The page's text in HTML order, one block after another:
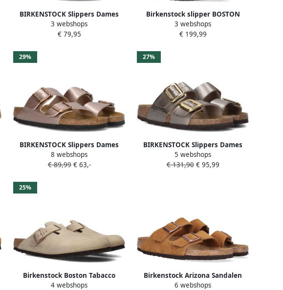
BIRKENSTOCK Slippers Dames
Madrid Maat: 43 Materiaal: Leer
Kleur: Brons
3 webshops
€ 79,95
Birkenstock slipper BOSTON
Shearling Mocca Seude Leather
narrow
3 webshops
€ 199,99
29%
BIRKENSTOCK Slippers Dames
Arizona Dames Maat: 35
Materiaal: Leer Kleur: Brons
8 webshops
€ 89,99€ 63,-
27%
BIRKENSTOCK Slippers Dames
Sydney Cushion Buckle Maat: 40
Materiaal: Leer Kleur:
5 webshops
€ 131,90€ 95,99
25%
Birkenstock Boston Tabacco
Brown narrow Fettleder Oiled
4 webshops
Birkenstock Arizona Sandalen
Schoenen mink maat: 41
6 webshops